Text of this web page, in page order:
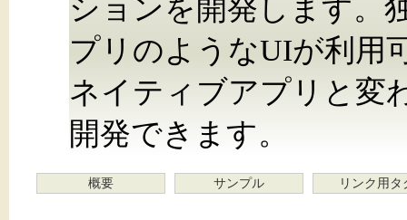
ションを開発します。
プリのようなUIが利用
ネイティブアプリと変
開発できます。
概要 サンプル リンク用タ